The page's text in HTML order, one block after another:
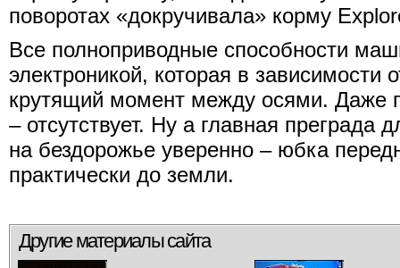
поворотах «докручивала» корму
Все полноприводные способности
электроникой, которая в зависимости
крутящий момент между осями. Даже
– отсутствует. Ну а главная преграда
на бездорожье уверенно – юбка
практически до земли.
Другие материалы сайта